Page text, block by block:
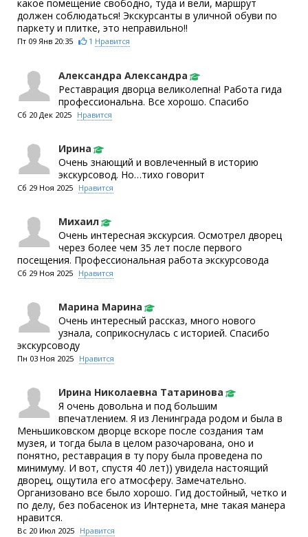
какое помещение свободно, туда и вели, маршрут
должен соблюдаться! Экскурсанты в уличной обуви по
паркету и плитке, это неправильно!!
Пт 09 Янв 20:35 1 Нравится
Александра Александра
Реставрация дворца великолепна! Работа гида
профессиональна. Все хорошо. Спасибо
Сб 20 Дек 2025 Нравится
Ирина
Очень знающий и вовлеченный в историю
экскурсовод. Но…тихо говорит
Сб 29 Ноя 2025 Нравится
Михаил
Очень интересная экскурсия. Осмотрел дворец
через более чем 35 лет после первого
посещения. Профессиональная работа экскурсовода
Сб 29 Ноя 2025 Нравится
Марина Марина
Очень интересный рассказ, много нового
узнала, соприкоснулась с историей. Спасибо
экскурсоводу
Пн 03 Ноя 2025 Нравится
Ирина Николаевна Татаринова
Я очень довольна и под большим
впечатлением. Я из Ленинграда родом и была в
Меньшиковском дворце вскоре после создания там
музея, и тогда была в целом разочарована, оно и
понятно, реставрация в ту пору была проведена по
минимуму. И вот, спустя 40 лет)) увидела настоящий
дворец, ощутила его атмосферу. Замечательно.
Организовано все было хорошо. Гид достойный, четко и
по делу, без побасенок из Интернета, мне такая манера
нравится.
Вс 20 Июл 2025 Нравится